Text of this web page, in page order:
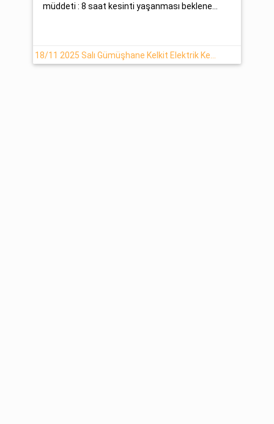
müddeti : 8 saat kesinti yaşanması beklene...